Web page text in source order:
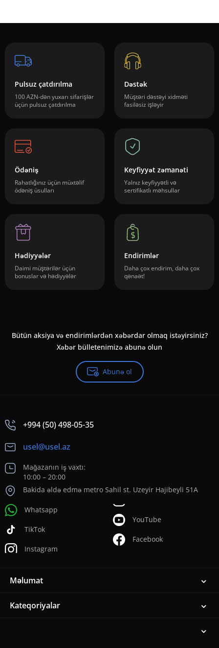
Pulsuz çatdırılma
100 AZN-dən yuxarı sifarişlər
üçün pulsuz çatdırılma
Dəstək
Müştəri dəstəyi xidməti
fasiləsiz işləyir
Ödəniş
Rahatlığınız üçün müxtəlif
ödəniş üsulları
Keyfiyyət zəmanəti
Yalnız keyfiyyətli və
sertifikatlı məhsullar
Hədiyyələr
Daimi müştərilər üçün
bonuslar və hədiyyələr
Endirimlər
Daha çox endirim, daha çox
qənaət!
Bütün aksiya və endirimlərdən xəbərdar olmaq istəyirsiniz?
Xəbər bülletenimizə abunə olun
Abunə ol
+994 (50) 498-05-35
usel@usel.az
Mağazanın iş vaxtı:
10:00 – 20:00
Bakida əldə edmə metro Sahil st. Uzeyir Hajibeyli 51A
Whatsapp
TikTok
Instagram
YouTube
Facebook
Məlumat
Kateqoriyalar